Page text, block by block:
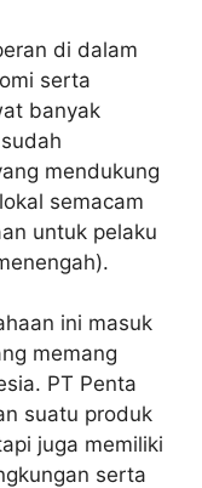
di dalam
serta
banyak
mendukung
semacam
untuk pelaku
ini masuk
memang
PT Penta
suatu produk
juga memiliki
serta